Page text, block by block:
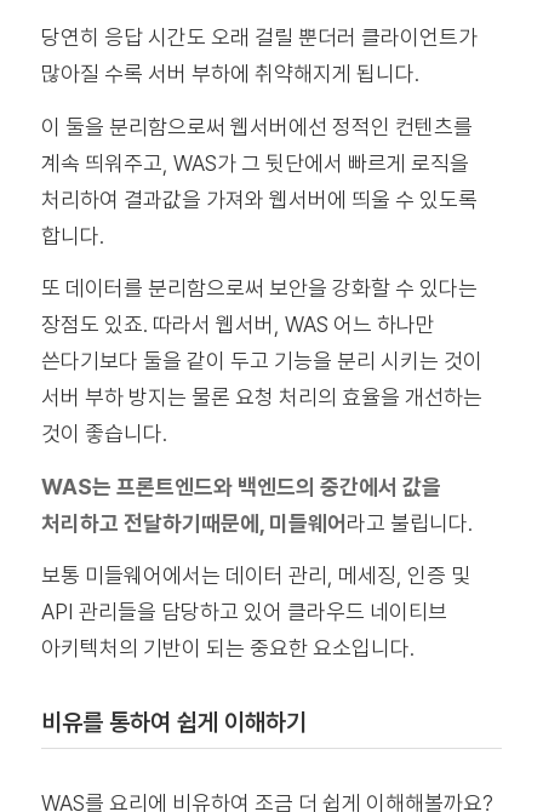
당연히 응답 시간도 오래 걸릴 뿐더러 클라이언트가
많아질 수록 서버 부하에 취약해지게 됩니다.
이 둘을 분리함으로써 웹서버에선 정적인 컨텐츠를
계속 띄워주고, WAS가 그 뒷단에서 빠르게 로직을
처리하여 결과값을 가져와 웹서버에 띄울 수 있도록
합니다.
또 데이터를 분리함으로써 보안을 강화할 수 있다는
장점도 있죠. 따라서 웹서버, WAS 어느 하나만
쓴다기보다 둘을 같이 두고 기능을 분리 시키는 것이
서버 부하 방지는 물론 요청 처리의 효율을 개선하는
것이 좋습니다.
WAS는 프론트엔드와 백엔드의 중간에서 값을
처리하고 전달하기때문에, 미들웨어라고 불립니다.
보통 미들웨어에서는 데이터 관리, 메세징, 인증 및
API 관리들을 담당하고 있어 클라우드 네이티브
아키텍처의 기반이 되는 중요한 요소입니다.
비유를 통하여 쉽게 이해하기
WAS를 요리에 비유하여 조금 더 쉽게 이해해볼까요?